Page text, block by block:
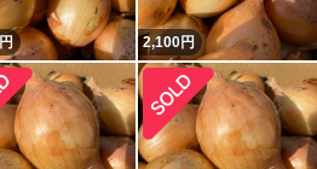
円 2,100円